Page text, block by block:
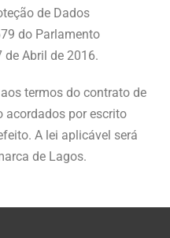
de Dados
do Parlamento
de Abril de 2016.
termos do contrato de
acordados por escrito
A lei aplicável será
de Lagos.